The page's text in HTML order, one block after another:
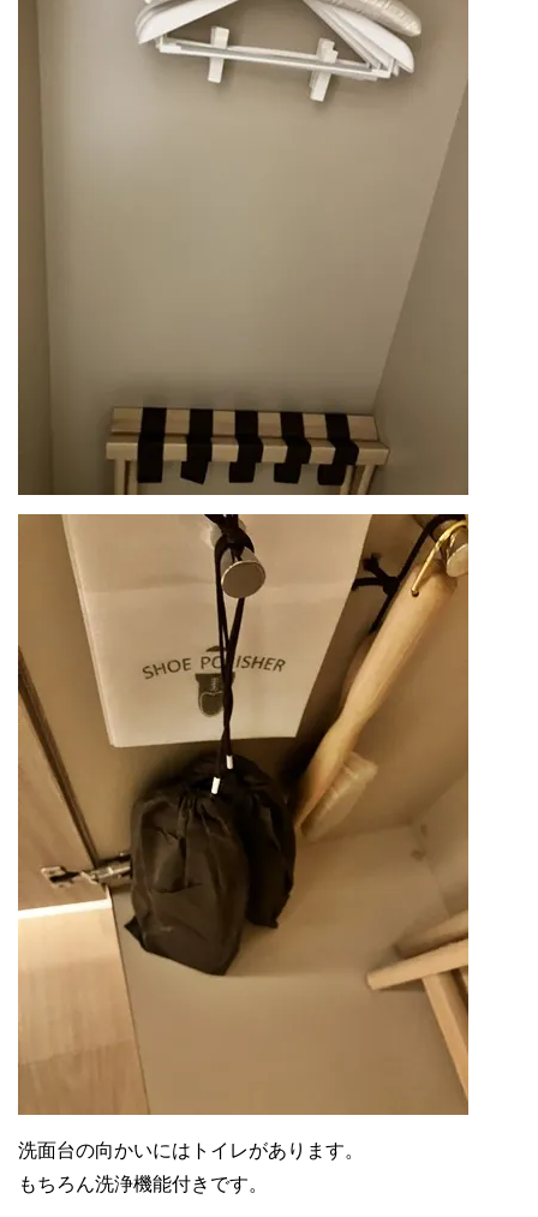
洗面台の向かいにはトイレがあります。
もちろん洗浄機能付きです。